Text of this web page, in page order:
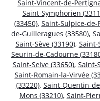
Saint-Vincent-de-
Saint-Symphorien
(33450), Saint-Sulpice-de-
de-Guilleragues (33580),
Saint-Sève (33190), Saint-
Seurin-de-Cadourne
Saint-Selve (33650), Saint-
Saint-Romain-la-Virvée
(33220), Saint-Quentin-
Mons (33210), Saint-